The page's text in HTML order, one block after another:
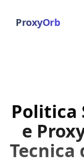
ProxyOrb
Politica
e
Tecnica